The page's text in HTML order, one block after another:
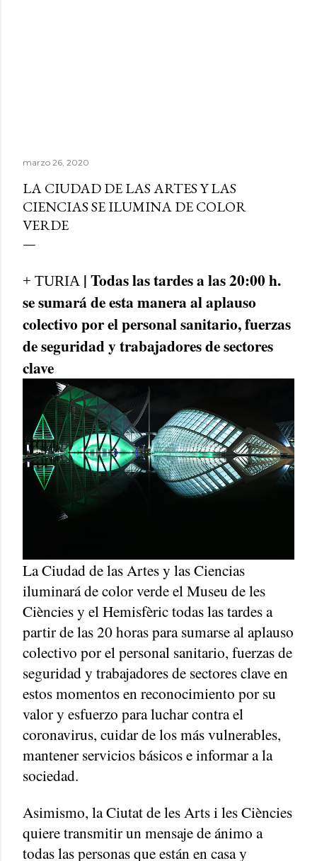
marzo 26, 2020
LA CIUDAD DE LAS ARTES Y LAS
CIENCIAS SE ILUMINA DE COLOR
VERDE
+ TURIA | Todas las tardes a las 20:00 h.
se sumará de esta manera al aplauso
colectivo por el personal sanitario, fuerzas
de seguridad y trabajadores de sectores
clave
La Ciudad de las Artes y las Ciencias
iluminará de color verde el Museu de les
Ciències y el Hemisfèric todas las tardes a
partir de las 20 horas para sumarse al aplauso
colectivo por el personal sanitario, fuerzas de
seguridad y trabajadores de sectores clave en
estos momentos en reconocimiento por su
valor y esfuerzo para luchar contra el
coronavirus, cuidar de los más vulnerables,
mantener servicios básicos e informar a la
sociedad.
Asimismo, la Ciutat de les Arts i les Ciències
quiere transmitir un mensaje de ánimo a
todas las personas que están en casa y